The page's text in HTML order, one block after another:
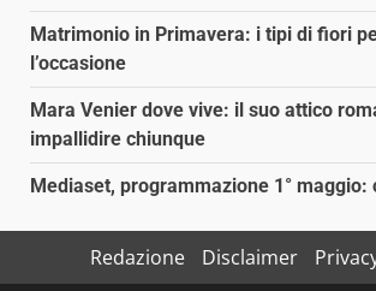
Matrimonio in Primavera: i tipi di fiori
l’occasione
Mara Venier dove vive: il suo attico
impallidire chiunque
Mediaset, programmazione 1° maggio:
Redazione Disclaimer